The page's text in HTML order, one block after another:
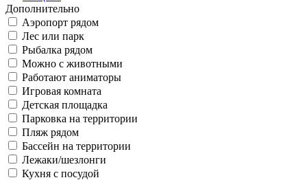
Дополнительно
Аэропорт рядом
Лес или парк
Рыбалка рядом
Можно с животными
Работают аниматоры
Игровая комната
Детская площадка
Парковка на территории
Пляж рядом
Бассейн на территории
Лежаки/шезлонги
Кухня с посудой